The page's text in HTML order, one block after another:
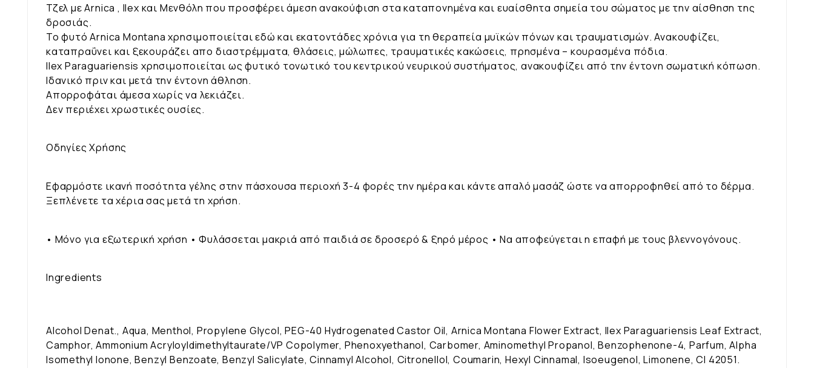
Τζελ με Arnica , Ilex και Μενθόλη που προσφέρει άμεση ανακούφιση στα καταπονημένα και ευαίσθητα σημεία του σώματος με την αίσθηση της
δροσιάς.
Το φυτό Αrnica Montana χρησιμοποιείται εδώ και εκατοντάδες χρόνια για τη θεραπεία μυϊκών πόνων και τραυματισμών. Ανακουφίζει,
καταπραΰνει και ξεκουράζει απο διαστρέμματα, θλάσεις, μώλωπες, τραυματικές κακώσεις, πρησμένα – κουρασμένα πόδια.
Ιlex Paraguariensis χρησιμοποιείται ως φυτικό τονωτικό του κεντρικού νευρικού συστήματος, ανακουφίζει από την έντονη σωματική κόπωση.
Ιδανικό πριν και μετά την έντονη άθληση.
Απορροφάται άμεσα χωρίς να λεκιάζει.
Δεν περιέχει χρωστικές ουσίες.
Οδηγίες Χρήσης
Εφαρμόστε ικανή ποσότητα γέλης στην πάσχουσα περιοχή 3-4 φορές την ημέρα και κάντε απαλό μασάζ ώστε να απορροφηθεί από το δέρμα.
Ξεπλένετε τα χέρια σας μετά τη χρήση.
• Mόνο για εξωτερική χρήση • Φυλάσσεται μακριά από παιδιά σε δροσερό & ξηρό μέρος • Να αποφεύγεται η επαφή με τους βλεννογόνους.
Ingredients
Alcohol Denat., Aqua, Menthol, Propylene Glycol, PEG-40 Hydrogenated Castor Oil, Arnica Montana Flower Extract, Ilex Paraguariensis Leaf Extract,
Camphor, Ammonium Acryloyldimethyltaurate/VP Copolymer, Phenoxyethanol, Carbomer, Aminomethyl Propanol, Benzophenone-4, Parfum, Alpha
Isomethyl Ionone, Benzyl Benzoate, Benzyl Salicylate, Cinnamyl Alcohol, Citronellol, Coumarin, Hexyl Cinnamal, Isoeugenol, Limonene, CI 42051.